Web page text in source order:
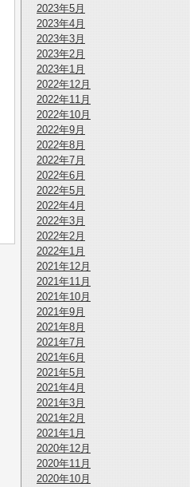
2023年5月
2023年4月
2023年3月
2023年2月
2023年1月
2022年12月
2022年11月
2022年10月
2022年9月
2022年8月
2022年7月
2022年6月
2022年5月
2022年4月
2022年3月
2022年2月
2022年1月
2021年12月
2021年11月
2021年10月
2021年9月
2021年8月
2021年7月
2021年6月
2021年5月
2021年4月
2021年3月
2021年2月
2021年1月
2020年12月
2020年11月
2020年10月